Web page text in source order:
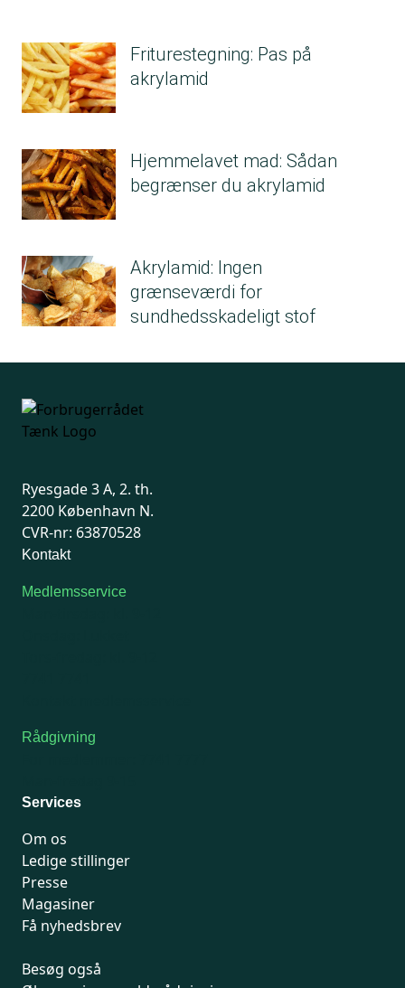
Friturestegning: Pas på
akrylamid
Hjemmelavet mad: Sådan
begrænser du akrylamid
Akrylamid: Ingen
grænseværdi for
sundhedsskadeligt stof
Ryesgade 3 A, 2. th.
2200 København N.
CVR-nr: 63870528
Kontakt
Medlemsservice
Rådgivning
Services
Om os
Ledige stillinger
Presse
Magasiner
Få nyhedsbrev
Besøg også